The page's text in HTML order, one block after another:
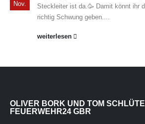
Nov.
Steckleiter ist da.🥳 Damit könnt ihr
richtig Schwung geben....
weiterlesen
OLIVER BORK UND TOM
FEUERWEHR24 GBR